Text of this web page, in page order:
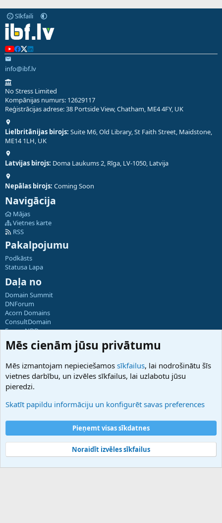
Sīkfaili
info@ibf.lv
No Stress Limited
Kompānijas numurs: 12629117
Reģistrācijas adrese: 38 Portside View, Chatham, ME4 4FY, UK
Lielbritānijas birojs: Suite M6, Old Library, St Faith Street, Maidstone,
ME14 1LH, UK
Latvijas birojs: Doma Laukums 2, Rīga, LV-1050, Latvija
Nepālas birojs: Coming Soon
Navigācija
Mājas
Vietnes karte
RSS
Pakalpojumu
Podkāsts
Statusa Lapa
Daļa no
Domain Summit
DNForum
Acorn Domains
ConsultDomain
ForumNDD
Domainforum.ro
27.be
Hostmaria
Atbalsts
Palīdzība
Noteikumi un nosacījumi
Privātuma politika
Community platform by XenForo® © 2010-2025 XenForo Ltd.
Mēs cienām jūsu privātumu
Mēs izmantojam nepieciešamos sīkfailus, lai nodrošinātu šīs
vietnes darbību, un izvēles sīkfailus, lai uzlabotu jūsu
pieredzi.
Skatīt papildu informāciju un konfigurēt savas preferences
Pieņemt visas sīkdatnes
Noraidīt izvēles sīkfailus